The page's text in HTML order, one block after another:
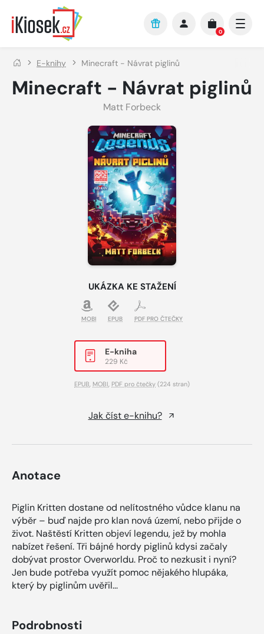
Přejít na hlavní obsah
0
E-knihy Minecraft - Návrat piglinů
Minecraft - Návrat piglinů
Matt Forbeck
UKÁZKA KE STAŽENÍ
MOBI EPUB PDF PRO ČTEČKY
E-kniha
229 Kč
EPUB MOBI PDF pro čtečky (224 stran)
Jak číst e-knihu?
Anotace
Piglin Kritten dostane od nelítostného vůdce klanu na
výběr – buď najde pro klan nová území, nebo přijde o
život. Naštěstí Kritten objeví legendu, jež by mohla
nabízet řešení. Tři bájné hordy piglinů kdysi začaly
dobývat prostor Overworldu. Proč to nezkusit i nyní?
Jen bude potřeba využít pomoc nějakého hlupáka,
který by piglinům uvěřil...
Podrobnosti